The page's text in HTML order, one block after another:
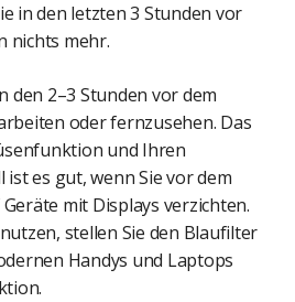
in den letzten 3 Stunden vor
nichts mehr.
den 2–3 Stunden vor dem
oder fernzusehen. Das
und Ihren
ist es gut, wenn Sie vor dem
mit Displays verzichten.
stellen Sie den Blaufilter
Handys und Laptops